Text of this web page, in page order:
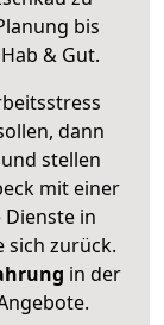
bis
& Gut.
dann
stellen
mit einer
Dienste in
sich zurück.
in der